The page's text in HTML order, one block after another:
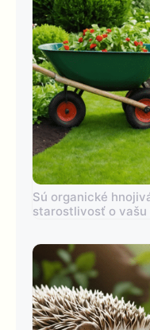
Sú organické
starostlivosť o vašu